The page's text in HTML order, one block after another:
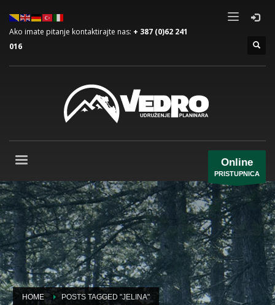
Ako imate pitanje kontaktirajte nas: + 387 (0)62 241
016
Online
PRISTUPNICA
HOME POSTS TAGGED "JELINA"